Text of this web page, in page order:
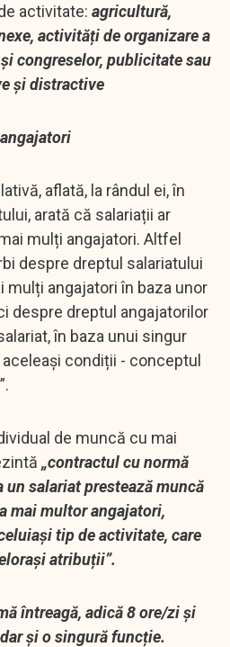
activitate: agricultură,
activități de organizare a
congreselor, publicitate sau
și distractive
aflată, la rândul ei, în
arată că salariații ar
mulți angajatori. Altfel
despre dreptul salariatului
mulți angajatori în baza unor
despre dreptul angajatorilor
în baza unui singur
condiții - conceptul
de muncă cu mai
„contractul cu normă
un salariat prestează muncă
mai multor angajatori,
tip de activitate, care
atribuții”.
întreagă, adică 8 ore/zi și
și o singură funcție.